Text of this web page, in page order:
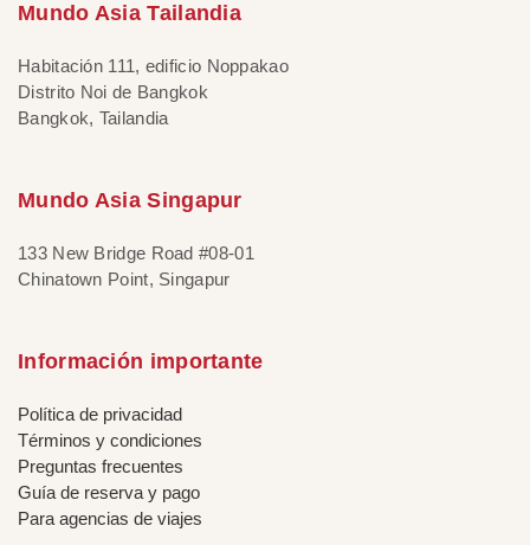
Mundo Asia Tailandia
Habitación 111, edificio Noppakao
Distrito Noi de Bangkok
Bangkok, Tailandia
Mundo Asia Singapur
133 New Bridge Road #08-01
Chinatown Point, Singapur
Información importante
Política de privacidad
Términos y condiciones
Preguntas frecuentes
Guía de reserva y pago
Para agencias de viajes